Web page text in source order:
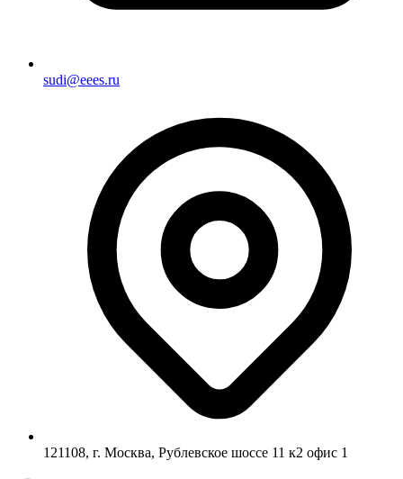
sudi@eees.ru
121108, г. Москва, Рублевское шоссе 11 к2 офис 1